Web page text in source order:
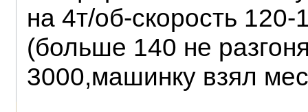
на 4т/об-скорость
(больше 140 не
3000,машинку взял